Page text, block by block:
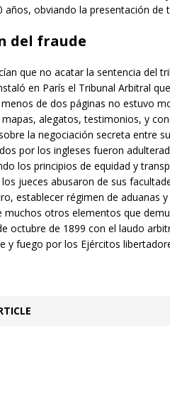
años, obviando la presentación de
del fraude
que no acatar la sentencia del
en París el Tribunal Arbitral
de dos páginas no estuvo
alegatos, testimonios, y
la negociación secreta entre
por los ingleses fueron
los principios de equidad y
jueces abusaron de sus
establecer régimen de aduanas
muchos otros elementos que
octubre de 1899 con el laudo
y fuego por los Ejércitos